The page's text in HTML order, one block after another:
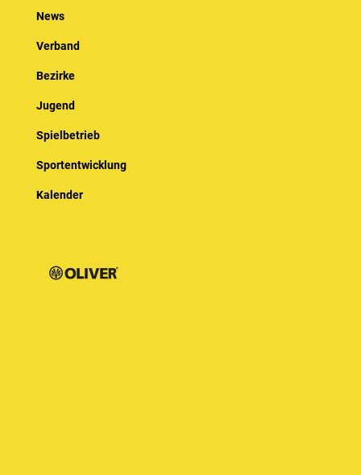
News
Verband
Bezirke
Jugend
Spielbetrieb
Sportentwicklung
Kalender